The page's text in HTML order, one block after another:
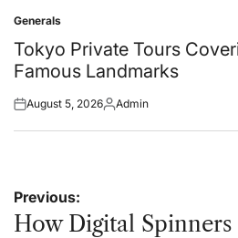
Posted
in
Generals
Tokyo Private Tours
Famous Landmarks
Posted
August 5, 2026Posted
Admin
Post
navigation
Previous:
How Digital Spinners